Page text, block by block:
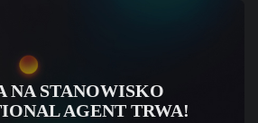
NA STANOWISKO
AGENT TRWA!